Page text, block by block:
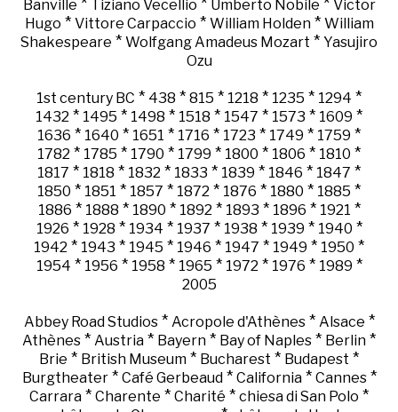
Banville
Tiziano Vecellio Umberto Nobile
Victor
Hugo * Vittore Carpaccio * William Holden* William
Shakespeare * Wolfgang Amadeus Mozart * Yasujiro
Ozu
1st century BC * 438 * 815 * 1218 * 1235 * 1294 *
1432 * 1495 * 1498 * 1518 * 1547 * 1573 * 1609 *
1636 * 1640 * 1651 * 1716 * 1723 * 1749 * 1759 *
1782 * 1785 * 1790 * 1799 * 1800 * 1806 * 1810 *
1817 * 1818 * 1832 * 1833 * 1839 * 1846 * 1847 *
1850 * 1851 * 1857 * 1872 * 1876 * 1880 * 1885 *
1886 * 1888 * 1890 * 1892 * 1893 * 1896 * 1921 *
1926 * 1928 * 1934 * 1937 * 1938 * 1939 * 1940 *
1942 * 1943 * 1945 * 1946 * 1947 * 1949 * 1950 *
1954 * 1956 * 1958 * 1965 * 1972 * 1976 * 1989 *
2005
Abbey Road Studios* Acropole d'Athènes* Alsace *
Athènes * Austria * Bayern * Bay of Naples * Berlin *
Brie * British Museum * Bucharest * Budapest *
Burgtheater* Café Gerbeaud* California* Cannes*
Carrara * Charente * Charité * chiesa di San Polo *